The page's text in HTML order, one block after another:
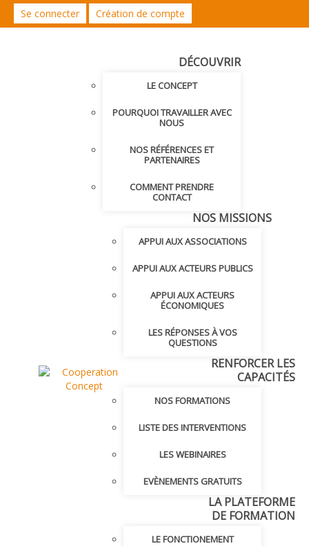
Se connecter Création de compte
DÉCOUVRIR
LE CONCEPT
POURQUOI TRAVAILLER AVEC
NOUS
NOS RÉFÉRENCES ET
PARTENAIRES
COMMENT PRENDRE
CONTACT
NOS MISSIONS
APPUI AUX ASSOCIATIONS
APPUI AUX ACTEURS PUBLICS
APPUI AUX ACTEURS
ÉCONOMIQUES
LES RÉPONSES À VOS
QUESTIONS
RENFORCER LES
CAPACITÉS
NOS FORMATIONS
LISTE DES INTERVENTIONS
LES WEBINAIRES
EVÈNEMENTS GRATUITS
LA PLATEFORME
DE FORMATION
LE FONCTIONEMENT